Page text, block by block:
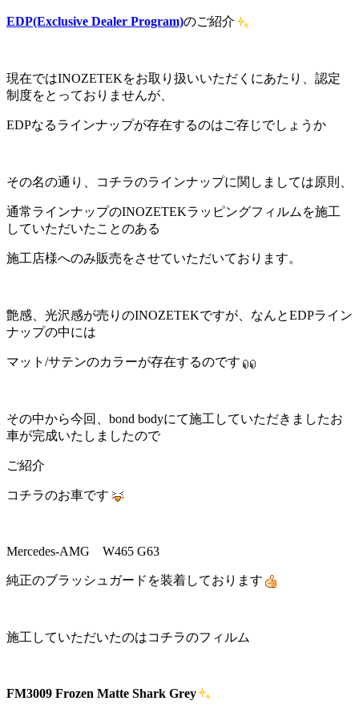
EDP(Exclusive Dealer Program)のご紹介
現在ではINOZETEKをお取り扱いいただくにあたり、認定
制度をとっておりませんが、
EDPなるラインナップが存在するのはご存じでしょうか
その名の通り、コチラのラインナップに関しましては原則、
通常ラインナップのINOZETEKラッピングフィルムを施工
していただいたことのある
施工店様へのみ販売をさせていただいております。
艶感、光沢感が売りのINOZETEKですが、なんとEDPライン
ナップの中には
マット/サテンのカラーが存在するのです
その中から今回、bond bodyにて施工していただきましたお
車が完成いたしましたので
ご紹介
コチラのお車です
Mercedes-AMG W465 G63
純正のブラッシュガードを装着しております
施工していただいたのはコチラのフィルム
FM3009 Frozen Matte Shark Grey